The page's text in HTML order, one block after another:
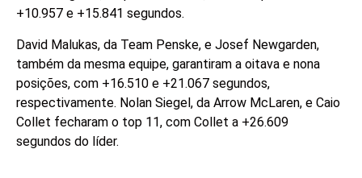
+10.957 e +15.841 segundos.
David Malukas, da Team Penske, e Josef Newgarden,
também da mesma equipe, garantiram a oitava e nona
posições, com +16.510 e +21.067 segundos,
respectivamente. Nolan Siegel, da Arrow McLaren, e Caio
Collet fecharam o top 11, com Collet a +26.609
segundos do líder.